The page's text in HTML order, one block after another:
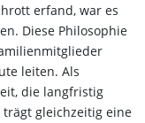
erfand, war es
Diese Philosophie
leiten. Als
die langfristig
gleichzeitig eine